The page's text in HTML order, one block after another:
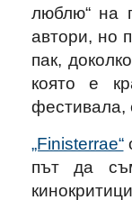
люблю“ на
автори, но
пак,
която е
фестивала,
„Finisterrae“
път да